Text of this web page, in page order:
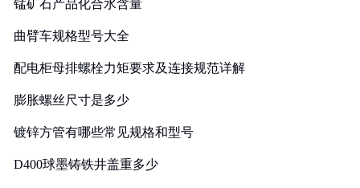
锰矿石产品化合水含量
曲臂车规格型号大全
配电柜母排螺栓力矩要求及连接规范详解
膨胀螺丝尺寸是多少
镀锌方管有哪些常见规格和型号
D400球墨铸铁井盖重多少